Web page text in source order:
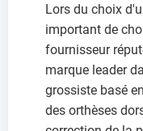
Lors du choix
important de
fournisseur
marque leader
grossiste basé
des orthèses